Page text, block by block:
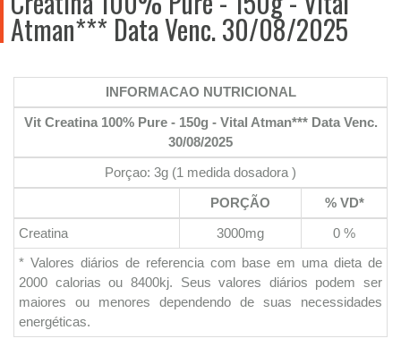
Atman*** Data Venc. 30/08/2025
INFORMACAO NUTRICIONAL
Vit Creatina 100% Pure - 150g - Vital Atman*** Data Venc.
30/08/2025
Porçao: 3g (1 medida dosadora )
PORÇÃO
% VD*
Creatina
3000mg
0 %
* Valores diários de referencia com base em uma dieta de
2000 calorias ou 8400kj. Seus valores diários podem ser
maiores ou menores dependendo de suas necessidades
energéticas.